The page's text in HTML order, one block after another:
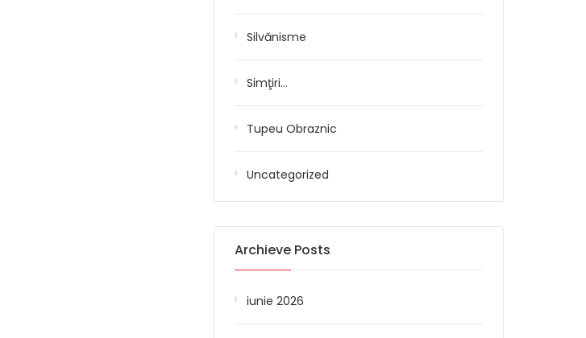
Silvănisme
Simţiri…
Tupeu Obraznic
Uncategorized
Archieve Posts
iunie 2026